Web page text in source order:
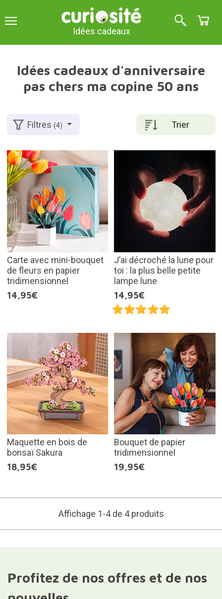
Idées cadeaux
Idées cadeaux d'anniversaire
pas chers ma copine 50 ans
Trier
Filtres(4)
Carte avec mini-bouquet
de fleurs en papier
tridimensionnel
14,95€
J’ai décroché la lune pour
toi : la plus belle petite
lampe lune
14,95€
Maquette en bois de
bonsaï Sakura
18,95€
Bouquet de papier
tridimensionnel
19,95€
Affichage 1-4 de 4 produits
Profitez de nos offres et de nos